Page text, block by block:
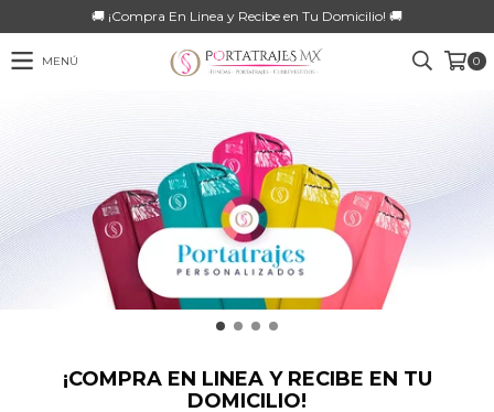
🚚 ¡Compra En Linea y Recibe en Tu Domicilio! 🚚
MENÚ 0
¡COMPRA EN LINEA Y RECIBE EN TU
DOMICILIO!